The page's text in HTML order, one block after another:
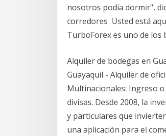
nosotros podía dormir",
corredores Usted está
TurboForex es uno de los
Alquiler de bodegas en
Guayaquil - Alquiler de
Multinacionales: Ingreso
divisas. Desde 2008, la
y particulares que
una aplicación para el